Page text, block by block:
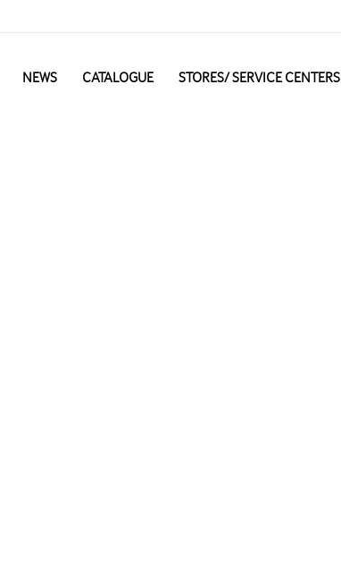
NEWS CATALOGUE STORES/ SERVICE CENTERS